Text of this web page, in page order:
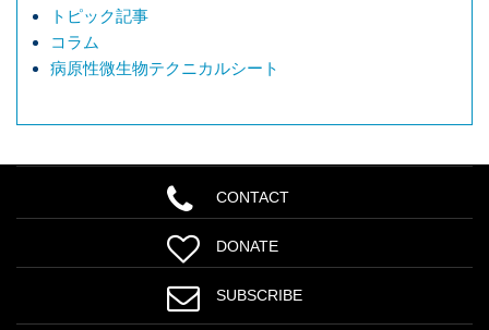
トピック記事
コラム
病原性微生物テクニカルシート
CONTACT
DONATE
SUBSCRIBE